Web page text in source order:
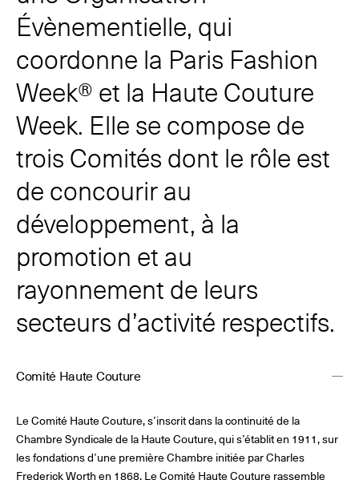
Évènementielle, qui
coordonne la Paris Fashion
Week® et la Haute Couture
Week. Elle se compose de
trois Comités dont le rôle est
de concourir au
développement, à la
promotion et au
rayonnement de leurs
secteurs d’activité respectifs.
Comité Haute Couture
Le Comité Haute Couture, s’inscrit dans la continuité de la
Chambre Syndicale de la Haute Couture, qui s’établit en 1911, sur
les fondations d’une première Chambre initiée par Charles
Frederick Worth en 1868. Le Comité Haute Couture rassemble